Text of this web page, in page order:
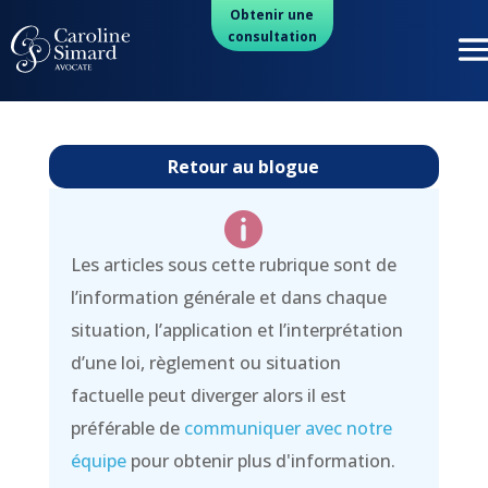
Obtenir une
consultation
Retour au blogue

Les articles sous cette rubrique sont de
l’information générale et dans chaque
situation, l’application et l’interprétation
d’une loi, règlement ou situation
factuelle peut diverger alors il est
préférable de communiquer avec notre
équipepour obtenir plus d'information.